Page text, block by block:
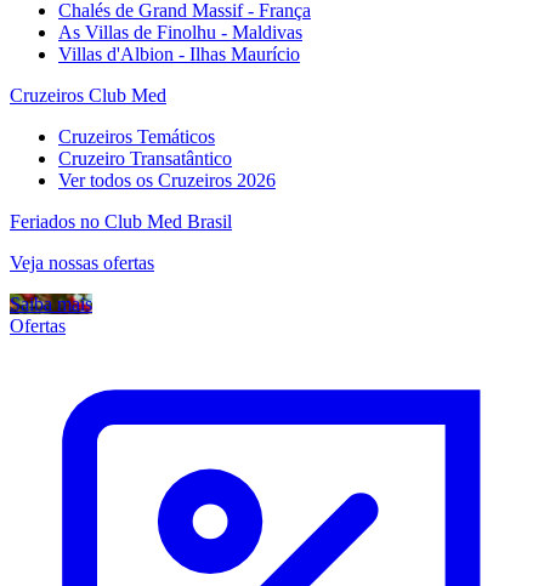
Chalés de Grand Massif - França
As Villas de Finolhu - Maldivas
Villas d'Albion - Ilhas Maurício
Cruzeiros Club Med
Cruzeiros Temáticos
Cruzeiro Transatântico
Ver todos os Cruzeiros 2026
Feriados no Club Med Brasil
Veja nossas ofertas
Saiba mais
Ofertas